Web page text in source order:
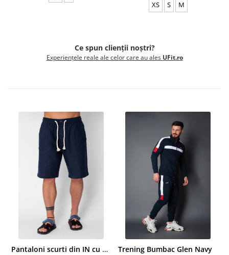
XS S M
Ce spun clienții noștri?
Experiențele reale ale celor care au ales UFit.ro
Pantaloni scurti din IN cu nasture si snur Navy Trening Bumbac Glen Navy